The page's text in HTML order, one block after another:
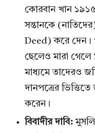
কোরবান খান
সন্তানকে
Deed) করে দেন।
ছেলেও মারা
মাধ্যমে তাদেরও
দানপত্রের
করেন।
বিবাদীর দাবি: